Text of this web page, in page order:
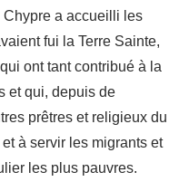
a accueilli les
fui la Terre Sainte,
ont tant contribué à la
et qui, depuis de
prêtres et religieux du
à servir les migrants et
les plus pauvres.